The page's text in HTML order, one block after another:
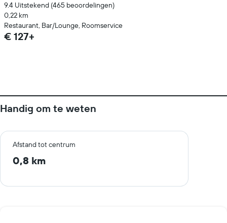
9.4 Uitstekend (465 beoordelingen)
0,22 km
Restaurant, Bar/Lounge, Roomservice
€ 127+
Handig om te weten
Afstand tot centrum
0,8 km